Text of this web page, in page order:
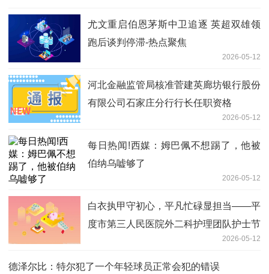
尤文重启伯恩茅斯中卫追逐 英超双雄领
跑后谈判停滞-热点聚焦
2026-05-12
河北金融监管局核准菅建英廊坊银行股份
有限公司石家庄分行行长任职资格
2026-05-12
每日热闻!西媒：姆巴佩不想踢了，他被
伯纳乌嘘够了
2026-05-12
白衣执甲守初心，平凡忙碌显担当——平
度市第三人民医院外二科护理团队护士节
2026-05-12
德泽尔比：特尔犯了一个年轻球员正常会犯的错误